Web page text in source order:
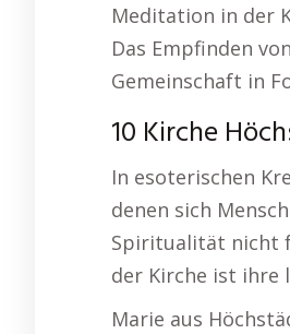
Meditation in der
Das Empfinden
Gemeinschaft in
10 Kirche
In esoterischen
denen sich
Spiritualität nicht
der Kirche ist ihre
Marie aus